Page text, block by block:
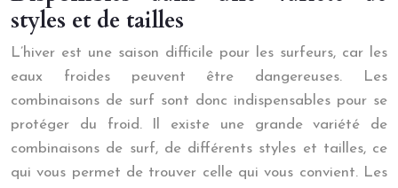
styles et de tailles
L’hiver est une saison difficile pour les surfeurs, car les
eaux froides peuvent être dangereuses. Les
combinaisons de surf sont donc indispensables pour se
protéger du froid. Il existe une grande variété de
combinaisons de surf, de différents styles et tailles, ce
qui vous permet de trouver celle qui vous convient. Les